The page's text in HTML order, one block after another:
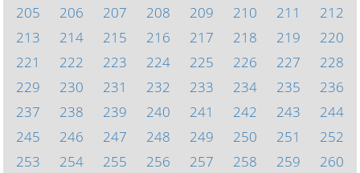
205
206 207 208 209 210 211
212
213
214 215 216 217 218 219
220
221
222 223 224 225 226 227
228
229
230 231 232 233 234 235
236
237
238 239 240 241 242 243
244
245
246 247 248 249 250 251
252
253
254 255 256 257 258 259
260